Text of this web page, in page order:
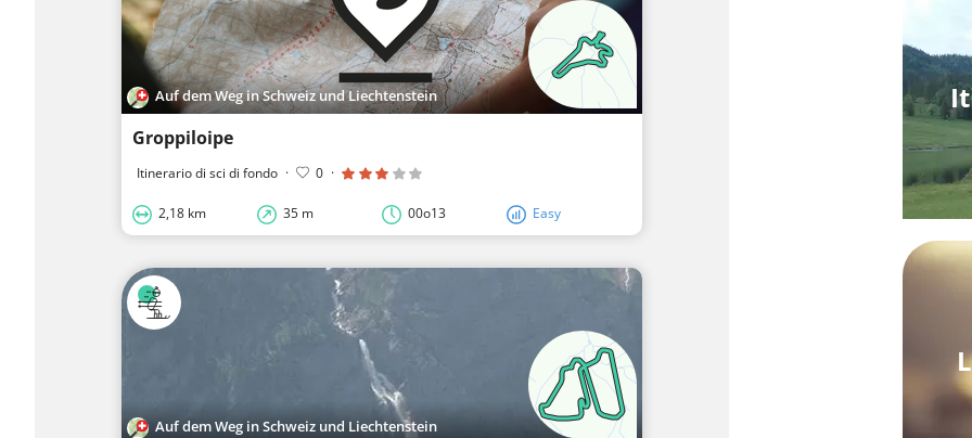
Auf dem Weg in Schweiz und Liechtenstein
Groppiloipe
Itinerario di sci di fondo · 0 ·
2,18 km 35 m 00o13 Easy
Auf dem Weg in Schweiz und Liechtenstein